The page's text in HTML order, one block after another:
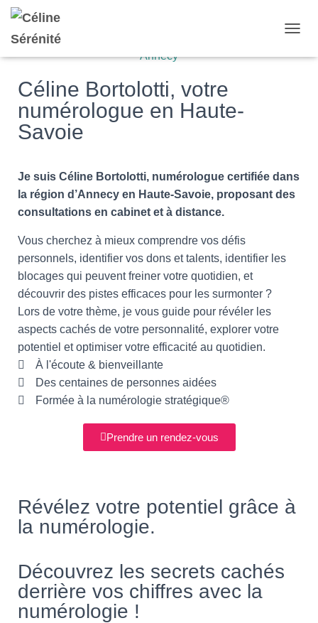
A
I
Céline Bortolotti, votre
numérologue en Haute-
Savoie
Je suis Céline Bortolotti, numérologue certifiée dans
la région d’Annecy en Haute-Savoie, proposant des
consultations en cabinet et à distance.
Vous cherchez à mieux comprendre vos défis
personnels, identifier vos dons et talents, identifier les
blocages qui peuvent freiner votre quotidien, et
découvrir des pistes efficaces pour les surmonter ?
Lors de votre thème, je vous guide pour révéler les
aspects cachés de votre personnalité, explorer votre
potentiel et optimiser votre efficacité au quotidien.
À l'écoute & bienveillante
Des centaines de personnes aidées
Formée à la numérologie stratégique®
Prendre un rendez-vous
Révélez votre potentiel grâce à
la numérologie.
Découvrez les secrets cachés
derrière vos chiffres avec la
numérologie !